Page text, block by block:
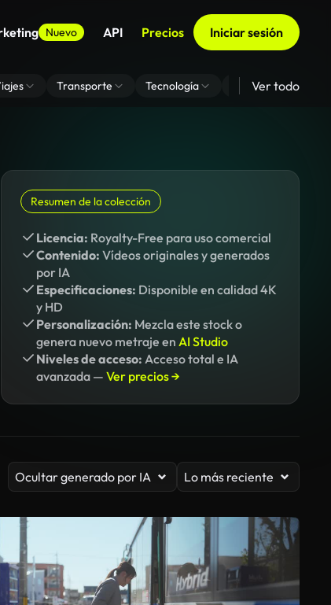
Nuevo API Precios Iniciar sesión
Transporte Tecnología Zoom De Fondo
Ver todo
Resumen de la colección
Licencia: Royalty-Free para uso comercial
Contenido: Vídeos originales y generados
por IA
Especificaciones: Disponible en calidad 4K
y HD
Personalización: Mezcla este stock o
genera nuevo metraje en AI Studio
Niveles de acceso: Acceso total e IA
avanzada — Ver precios →
Ocultar generado por IA Lo más reciente